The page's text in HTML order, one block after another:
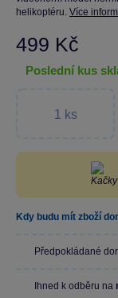
helikoptéru. Více
499 Kč
poslední kus
Kdy budu mít zboží
Předpokládané
Ihned k odběru na